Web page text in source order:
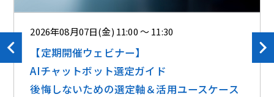
2026年08月07日(金) 11:00 ～ 11:30
【定期開催ウェビナー】
AIチャットボット選定ガイド
後悔しないための選定軸＆活用ユースケース